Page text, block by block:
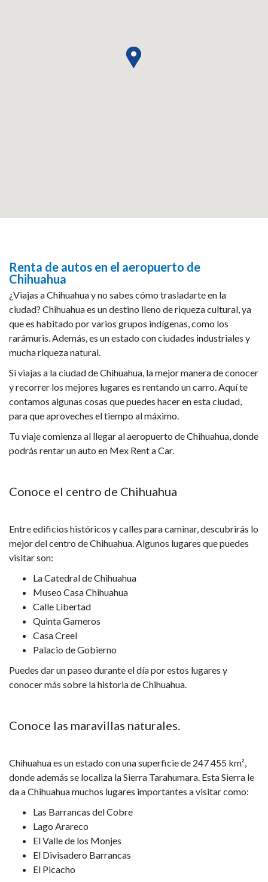
Renta de autos en el aeropuerto de
Chihuahua
¿Viajas a Chihuahua y no sabes cómo trasladarte en la
ciudad? Chihuahua es un destino lleno de riqueza cultural, ya
que es habitado por varios grupos indígenas, como los
rarámuris. Además, es un estado con ciudades industriales y
mucha riqueza natural.
Si viajas a la ciudad de Chihuahua, la mejor manera de conocer
y recorrer los mejores lugares es rentando un carro. Aquí te
contamos algunas cosas que puedes hacer en esta ciudad,
para que aproveches el tiempo al máximo.
Tu viaje comienza al llegar al aeropuerto de Chihuahua, donde
podrás rentar un auto en Mex Rent a Car.
Conoce el centro de Chihuahua
Entre edificios históricos y calles para caminar, descubrirás lo
mejor del centro de Chihuahua. Algunos lugares que puedes
visitar son:
La Catedral de Chihuahua
Museo Casa Chihuahua
Calle Libertad
Quinta Gameros
Casa Creel
Palacio de Gobierno
Puedes dar un paseo durante el día por estos lugares y
conocer más sobre la historia de Chihuahua.
Conoce las maravillas naturales.
Chihuahua es un estado con una superficie de 247 455 km²,
donde además se localiza la Sierra Tarahumara. Esta Sierra le
da a Chihuahua muchos lugares importantes a visitar como:
Las Barrancas del Cobre
Lago Arareco
El Valle de los Monjes
El Divisadero Barrancas
El Picacho